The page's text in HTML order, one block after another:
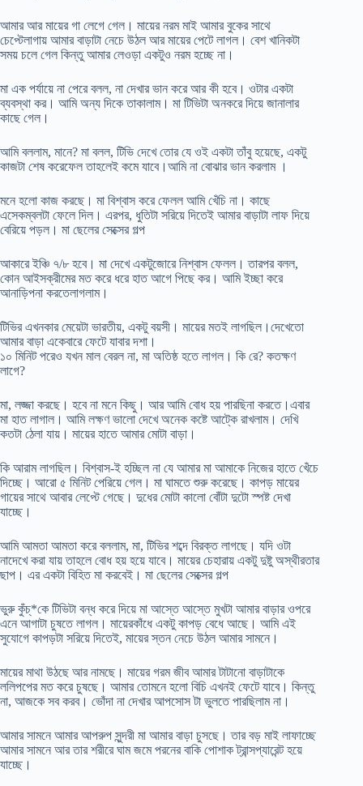
আমার আর মায়ের গা লেগে গেল। মায়ের নরম মাই আমার বুকের সাথে
চেপ্টেলাগায় আমার বাড়াটা নেচে উঠল আর মায়ের পেটে লাগল। বেশ খানিকটা
সময় চলে গেল কিন্তু আমার লেওড়া একটুও নরম হচ্ছে না।
মা এক পর্যায়ে না পেরে বলল, না দেখার ভান করে আর কী হবে। ওটার একটা
ব্যবস্থা কর। আমি অন্য দিকে তাকালাম। মা টিভিটা অনকরে দিয়ে জানালার
কাছে গেল।
আমি বললাম, মানে? মা বলল, টিভি দেখে তোর যে ওই একটা তাঁবু হয়েছে, একটু
কাজটা শেষ করেফেল তাহলেই কমে যাবে।আমি না বোঝার ভান করলাম ।
মনে হলো কাজ করছে। মা বিশ্বাস করে ফেলল আমি খেঁচি না। কাছে
এসেকম্বলটা ফেলে দিল। এরপর, ধুতিটা সরিয়ে দিতেই আমার বাড়াটা লাফ দিয়ে
বেরিয়ে পড়ল। মা ছেলের সেক্সের গল্প
আকারে ইঞ্চি ৭/৮ হবে। মা দেখে একটুজোরে নিশ্বাস ফেলল। তারপর বলল,
কোন আইসক্রীমের মত করে ধরে হাত আগে পিছে কর। আমি ইচ্ছা করে
আনাড়িপনা করতেলাগলাম।
টিভির এখনকার মেয়েটা ভারতীয়, একটু বয়সী। মায়ের মতই লাগছিল।দেখেতো
আমার বাড়া একেবারে ফেটে যাবার দশা।
১০ মিনিট পরেও যখন মাল বেরল না, মা অতিষ্ঠ হতে লাগল। কি রে? কতক্ষণ
লাগে?
মা, লজ্জা করছে। হবে না মনে কিছু। আর আমি বোধ হয় পারছিনা করতে।এবার
মা হাত লাগাল। আমি লক্ষণ ভালো দেখে অনেক কষ্টে আট্কে রাখলাম। দেখি
কতটা ঠেলা যায়। মায়ের হাতে আমার মোটা বাড়া।
কি আরাম লাগছিল। বিশ্বাস-ই হচ্ছিল না যে আমার মা আমাকে নিজের হাতে খেঁচে
দিচ্ছে। আরো ৫ মিনিট পেরিয়ে গেল। মা ঘামতে শুরু করেছে। কাপড় মায়ের
গায়ের সাথে আবার লেপ্টে গেছে। দুধের মোটা কালো বোঁটা দুটো স্পষ্ট দেখা
যাচ্ছে।
আমি আমতা আমতা করে বললাম, মা, টিভির শব্দে বিরক্ত লাগছে। যদি ওটা
নাদেখে করা যায় তাহলে বোধ হয় হয়ে যাবে। মায়ের চেহারায় একটু দুষ্টু অস্থীরতার
ছাপ। এর একটা বিহিত মা করবেই। মা ছেলের সেক্সের গল্প
ভুরু কুঁচ্*কে টিভিটা বন্ধ করে দিয়ে মা আস্তে আস্তে মুখটা আমার বাড়ার ওপরে
এনে আগাটা চুষতে লাগল। মায়েরকাঁধে একটু কাপড় বেধে আছে। আমি এই
সুযোগে কাপড়টা সরিয়ে দিতেই, মায়ের স্তন নেচে উঠল আমার সামনে।
মায়ের মাথা উঠছে আর নামছে। মায়ের গরম জীব আমার টাটানো বাড়াটাকে
ললিপপের মত করে চুষছে। আমার তোমনে হলো বিচি এখনই ফেটে যাবে। কিন্তু
না, আজকে সব করব। ভোঁদা না দেখার আপসোস টা ভুলতে পারছিলাম না।
আমার সামনে আমার আপরুপ সুন্দরী মা আমার বাড়া চুসছে। তার বড় মাই লাফাচ্ছে
আমার সামনে আর তার শরীরে ঘাম জমে পরনের বাকি পোশাক ট্রান্সপ্যারেন্ট হয়ে
যাচ্ছে।